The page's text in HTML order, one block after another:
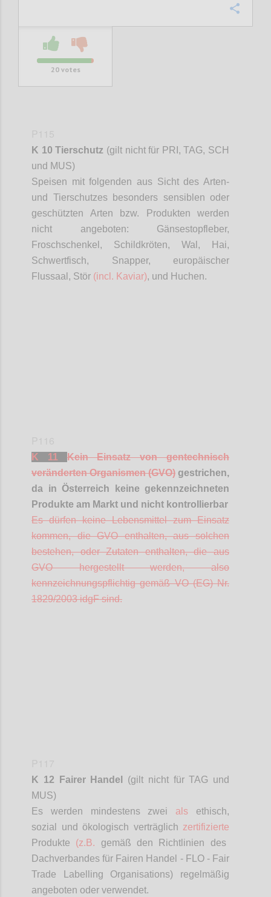
20votes
K 10 Tierschutz (gilt nicht für PRI, TAG, SCH
und MUS)
Speisen mit folgenden aus Sicht des Arten-
und Tierschutzes besonders sensiblen oder
geschützten Arten bzw. Produkten werden
nicht angeboten: Gänsestopfleber,
Froschschenkel, Schildkröten, Wal, Hai,
Schwertfisch, Snapper, europäischer
Flussaal, Stör (incl. Kaviar), und Huchen.
K 11Kein Einsatz von gentechnisch
veränderten Organismen (GVO) gestrichen,
da in Österreich keine gekennzeichneten
Produkte am Markt und nicht kontrollierbar
Es dürfen keine Lebensmittel zum Einsatz
kommen, die GVO enthalten, aus solchen
bestehen, oder Zutaten enthalten, die aus
GVO hergestellt werden, also
kennzeichnungspflichtig gemäß VO (EG) Nr.
1829/2003idgFsind.
K 12 Fairer Handel (gilt nicht für TAG und
MUS)
Es werden mindestens zwei als ethisch,
sozial und ökologisch verträglich zertifizierte
Produkte (z.B. gemäß den Richtlinien des
Dachverbandes für Fairen Handel - FLO - Fair
Trade
Labelling Organisations) regelmäßig
angeboten oder verwendet.